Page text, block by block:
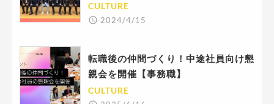
CULTURE
2024/4/15
転職後の仲間づくり！中途社員向け懇
親会を開催【事務職】
CULTURE